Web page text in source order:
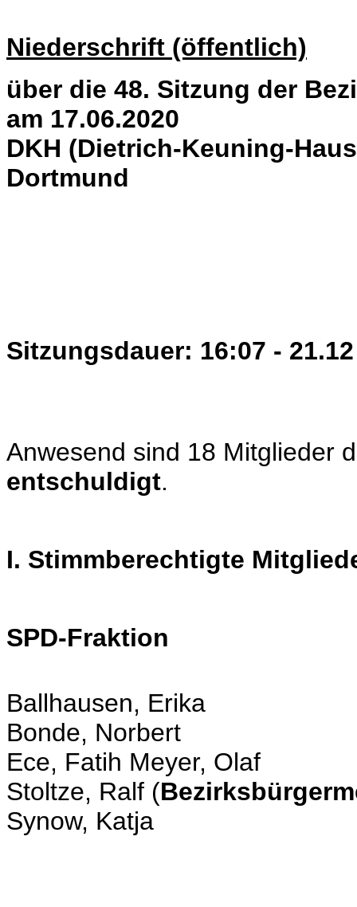
Niederschrift (öffentlich)
über die 48. Sitzung der
am 17.06.2020
DKH (Dietrich-Keuning-
Dortmund
Sitzungsdauer: 16:07 -
Anwesend sind 18 Mitglieder
entschuldigt.
I. Stimmberechtigte
SPD-Fraktion
Ballhausen, Erika
Bonde, Norbert
Ece, Fatih Meyer, Olaf
Stoltze, Ralf (
Synow, Katja